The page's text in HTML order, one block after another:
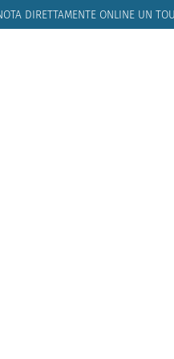
DIRETTAMENTE ONLINE UN